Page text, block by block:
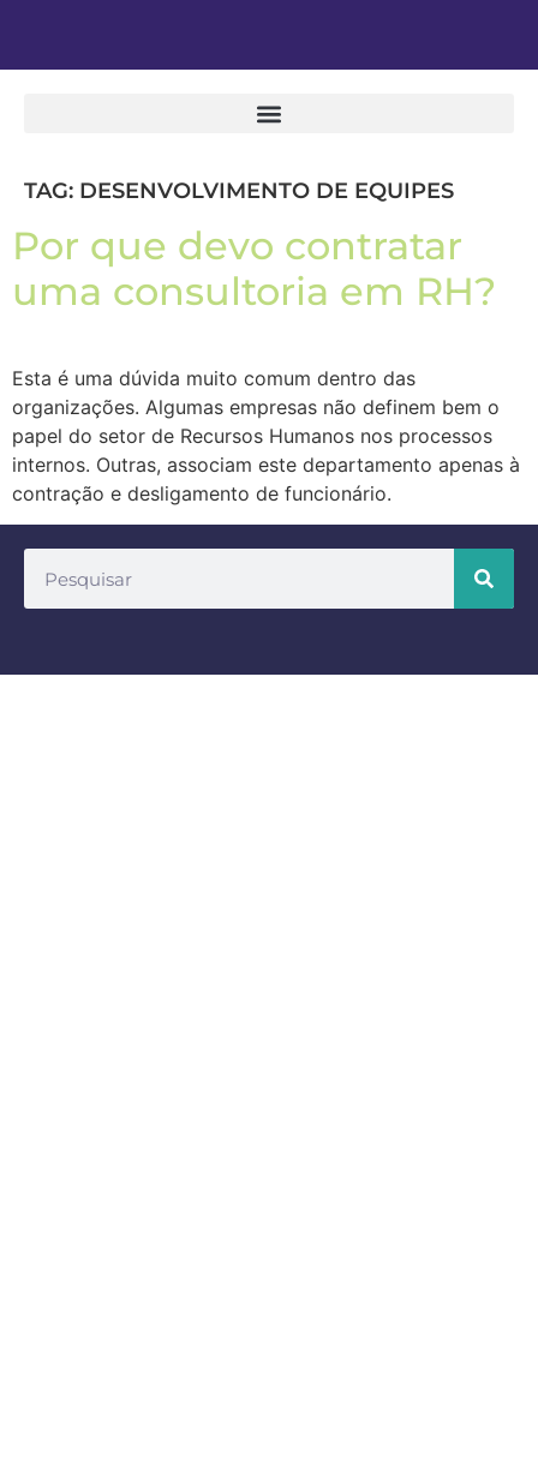
TAG: DESENVOLVIMENTO DE EQUIPES
Por que devo contratar
uma consultoria em RH?
Esta é uma dúvida muito comum dentro das
organizações. Algumas empresas não definem bem o
papel do setor de Recursos Humanos nos processos
internos. Outras, associam este departamento apenas à
contração e desligamento de funcionário.